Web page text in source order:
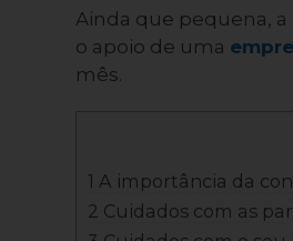
Ainda que pequena, a
o apoio de uma
mês.
1 A importância da
2 Cuidados com as